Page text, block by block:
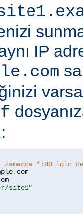
IP
*:80 için
. com
site1"